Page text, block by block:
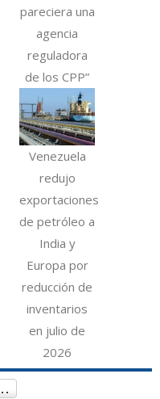
pareciera una
agencia
reguladora
de los CPP”
Venezuela
redujo
exportaciones
de petróleo a
India y
Europa por
reducción de
inventarios
en julio de
2026